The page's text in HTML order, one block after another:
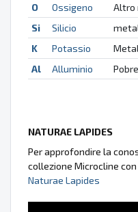
O Ossigeno Altro
Si
Silicio
K
Potassio
Al
Alluminio
NATURAE LAPIDES
Per approfondire la
collezione Microcline
Naturae Lapides